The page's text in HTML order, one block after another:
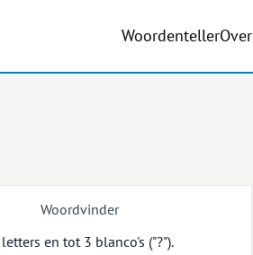
WoordentellerOver
Woordvinder
en tot 3 blanco's ("?").